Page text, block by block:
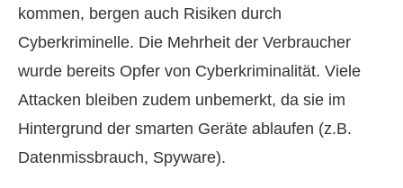
kommen, bergen auch Risiken durch
Cyberkriminelle. Die Mehrheit der Verbraucher
wurde bereits Opfer von Cyberkriminalität. Viele
Attacken bleiben zudem unbemerkt, da sie im
Hintergrund der smarten Geräte ablaufen (z.B.
Datenmissbrauch, Spyware).